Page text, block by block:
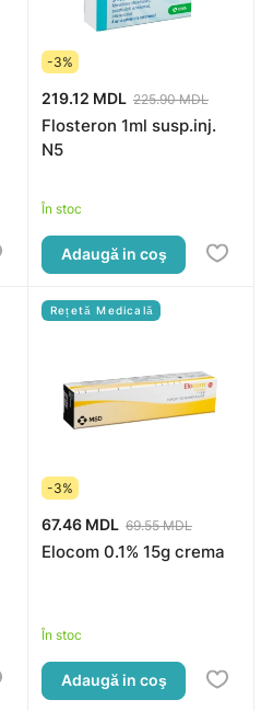
-3%
219.12 MDL 225.90 MDL
Flosteron 1ml susp.inj.
N5
În stoc
Adaugă in coş
Rețetă Medicală
-3%
67.46 MDL 69.55 MDL
Elocom 0.1% 15g crema
În stoc
Adaugă in coş